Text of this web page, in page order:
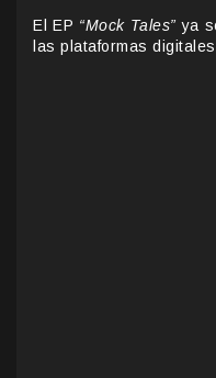
El EP “Mock Tales” ya
las plataformas